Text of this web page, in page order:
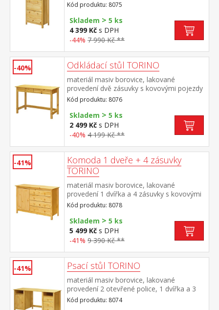
Kód produktu: 8075
Skladem > 5 ks
4 399 Kč s DPH
-44% 7 990 Kč **
-40% Odkládací stůl TORINO
materiál masiv borovice, lakované
provedení dvě zásuvky s kovovými pojezdy
Kód produktu: 8076
Skladem > 5 ks
2 499 Kč s DPH
-40% 4 199 Kč **
-41%
Komoda 1 dveře + 4 zásuvky
TORINO
materiál masiv borovice, lakované
provedení 1 dvířka a 4 zásuvky s kovovými
pojezdy
Kód produktu: 8078
Skladem > 5 ks
5 499 Kč s DPH
-41% 9 390 Kč **
-41% Psací stůl TORINO
materiál masiv borovice, lakované
provedení 2 otevřené police, 1 dvířka a 3
zásuvky s kovovými pojezdy výsuv není
součástí dodávky ke stolu je možno
Kód produktu: 8074